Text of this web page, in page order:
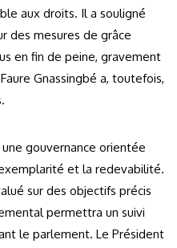
aux droits. Il a souligné
des mesures de grâce
en fin de peine, gravement
Gnassingbé a, toutefois,
gouvernance orientée
et la redevabilité.
sur des objectifs précis
permettra un suivi
le parlement. Le Président